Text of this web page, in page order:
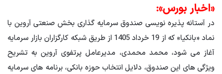
«اخبار بورس»:
در آستانه پذیره نویسی صندوق سرمایه گذاری بخش صنعتی آروین با
نماد «بانکیا» که از 19 خرداد 1405 از طریق شبکه کارگزاران بازار سرمایه
آغاز می شود، محمد محمدی، مدیرعامل پرتفوی آروین به تشریح
ویژگی های این صندوق، دلایل انتخاب حوزه بانکی، برنامه های سرمایه